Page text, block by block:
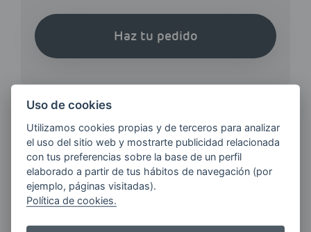
Haz tu pedido
¿QUIERES ESTAR AL DÍA DE
LAS
ÚLTIMAS NOVEDADES?
E-MAIL
Uso de cookies
Utilizamos cookies propias y de terceros para analizar
el uso del sitio web y mostrarte publicidad relacionada
con tus preferencias sobre la base de un perfil
elaborado a partir de tus hábitos de navegación (por
ejemplo, páginas visitadas).
Política de cookies.